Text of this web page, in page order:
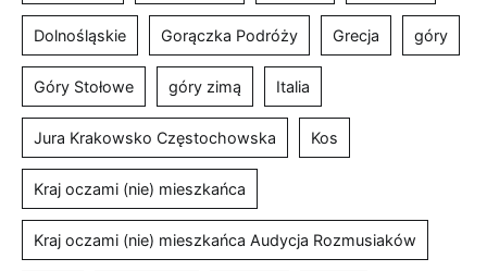
Dolnośląskie Gorączka Podróży Grecja góry
Góry Stołowe góry zimą Italia
Jura Krakowsko Częstochowska Kos
Kraj oczami (nie) mieszkańca
Kraj oczami (nie) mieszkańca Audycja Rozmusiaków